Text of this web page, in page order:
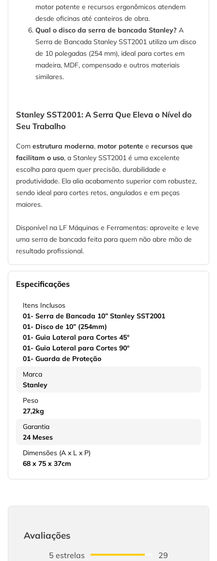
motor potente e recursos ergonômicos atendem
desde oficinas até canteiros de obra.
Qual o disco da serra de bancada Stanley? A
Serra de Bancada Stanley SST2001 utiliza um disco
de 10 polegadas (254 mm), ideal para cortes em
madeira, MDF, compensado e outros materiais
similares.
Stanley SST2001: A Serra Que Eleva o Nível do
Seu Trabalho
Com estrutura moderna, motor potente e recursos que
facilitam o uso, a Stanley SST2001 é uma excelente
escolha para quem quer precisão, durabilidade e
produtividade. Ela alia acabamento superior com robustez,
sendo ideal para cortes retos, angulados e em peças
maiores.
Disponível na LF Máquinas e Ferramentas: aproveite e leve
uma serra de bancada feita para quem não abre mão de
resultado profissional.
Especificações
Itens Inclusos
01- Serra de Bancada 10” Stanley SST2001
01- Disco de 10” (254mm)
01- Guia Lateral para Cortes 45°
01- Guia Lateral para Cortes 90°
01- Guarda de Proteção
Marca
Stanley
Peso
27,2kg
Garantia
24 Meses
Dimensões (A x L x P)
68 x 75 x 37cm
Avaliações
5 estrelas
29